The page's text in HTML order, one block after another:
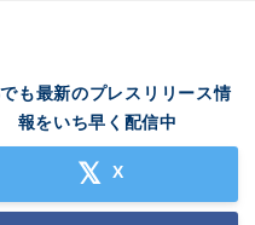
も最新のプレスリリース情
報をいち早く配信中
X